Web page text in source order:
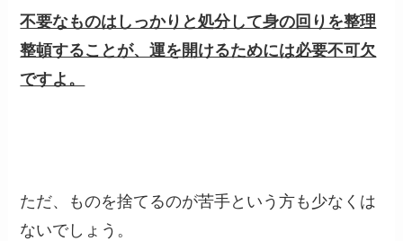
不要なものはしっかりと処分して身の回りを整理
整頓することが、運を開けるためには必要不可欠
ですよ。
ただ、ものを捨てるのが苦手という方も少なくは
ないでしょう。